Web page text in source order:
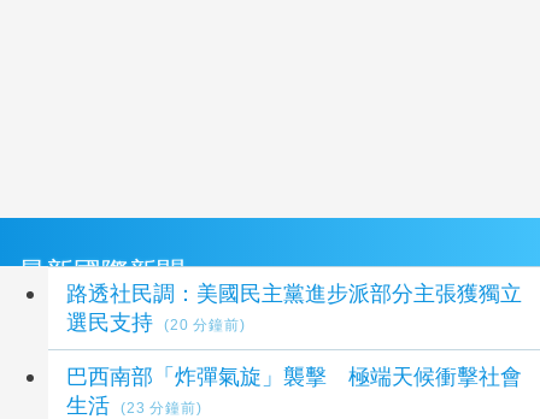
最新國際新聞
路透社民調：美國民主黨進步派部分主張獲獨立
選民支持
(20 分鐘前)
巴西南部「炸彈氣旋」襲擊 極端天候衝擊社會
生活
(23 分鐘前)